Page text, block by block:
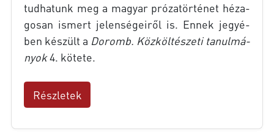
tud­ha­tunk meg a ma­gyar pró­za­tör­té­net hé­za­
go­san is­mert je­len­sé­ge­i­ről is. En­nek je­gyé­
ben ké­szült a Do­romb. Köz­köl­té­sze­ti ta­nul­má­
nyok4. kö­te­te.
Részletek